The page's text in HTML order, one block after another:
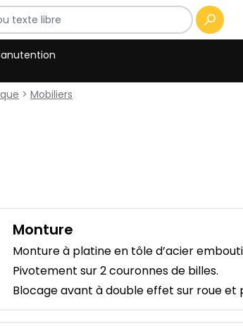
> Mobiliers
Monture
Monture à platine en tôle d’acier
Pivotement sur 2 couronnes de billes.
Blocage avant à double effet sur roue et